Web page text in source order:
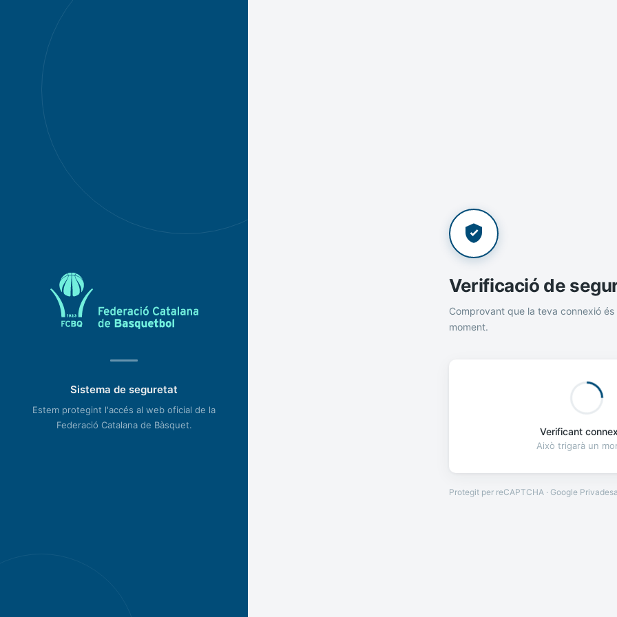
Sistema de seguretat
Estem protegint l'accés al web oficial de la
Federació Catalana de Bàsquet.
Verificació de
Comprovant que la teva connexió és
moment.
Verificant
Això trigarà un
Protegit per reCAPTCHA · Google Privadesa